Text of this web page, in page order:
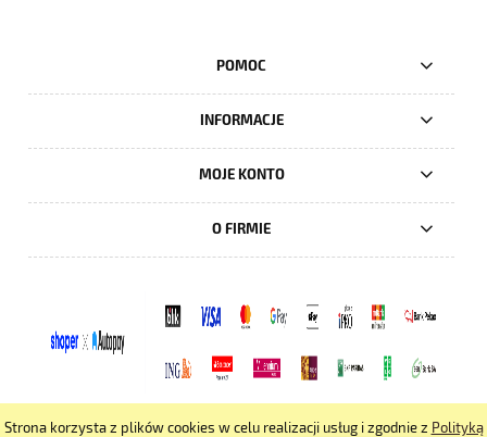
Strona korzysta z plików cookies w celu realizacji usług i zgodnie z Polityką
POMOC
INFORMACJE
MOJE KONTO
O FIRMIE